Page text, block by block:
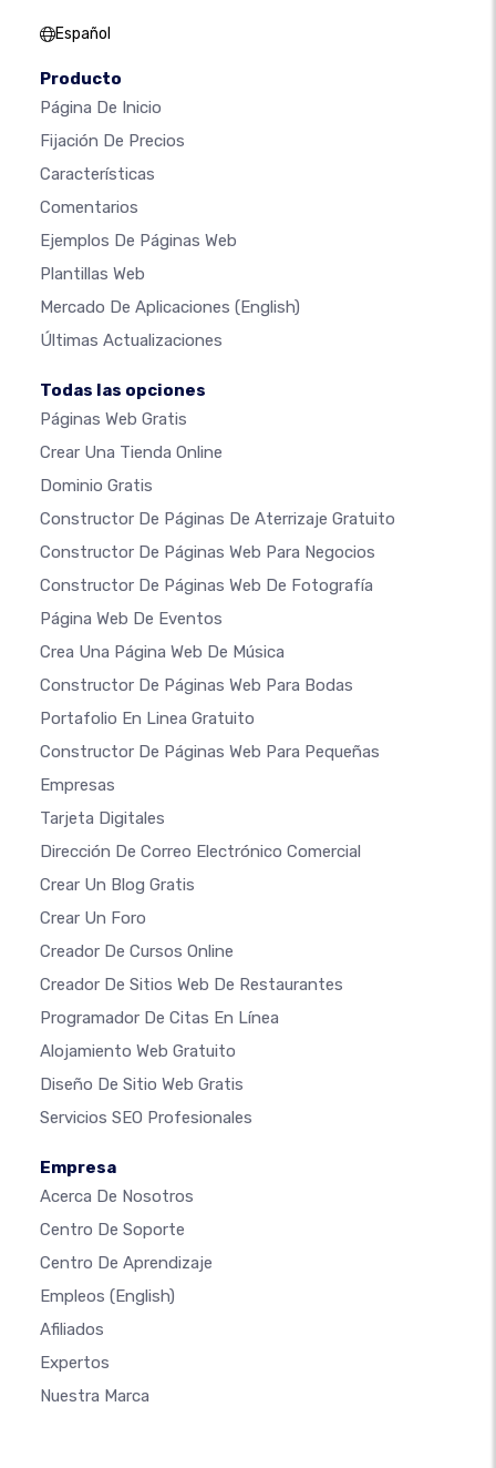
Español
Producto
Página De Inicio
Fijación De Precios
Características
Comentarios
Ejemplos De Páginas Web
Plantillas Web
Mercado De Aplicaciones (English)
Últimas Actualizaciones
Todas las opciones
Páginas Web Gratis
Crear Una Tienda Online
Dominio Gratis
Constructor De Páginas De Aterrizaje Gratuito
Constructor De Páginas Web Para Negocios
Constructor De Páginas Web De Fotografía
Página Web De Eventos
Crea Una Página Web De Música
Constructor De Páginas Web Para Bodas
Portafolio En Linea Gratuito
Constructor De Páginas Web Para Pequeñas
Empresas
Tarjeta Digitales
Dirección De Correo Electrónico Comercial
Crear Un Blog Gratis
Crear Un Foro
Creador De Cursos Online
Creador De Sitios Web De Restaurantes
Programador De Citas En Línea
Alojamiento Web Gratuito
Diseño De Sitio Web Gratis
Servicios SEO Profesionales
Empresa
Acerca De Nosotros
Centro De Soporte
Centro De Aprendizaje
Empleos (English)
Afiliados
Expertos
Nuestra Marca